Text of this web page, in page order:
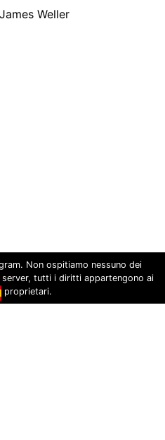
Weller
Non ospitiamo nessuno dei
tutti i diritti appartengono ai
proprietari.